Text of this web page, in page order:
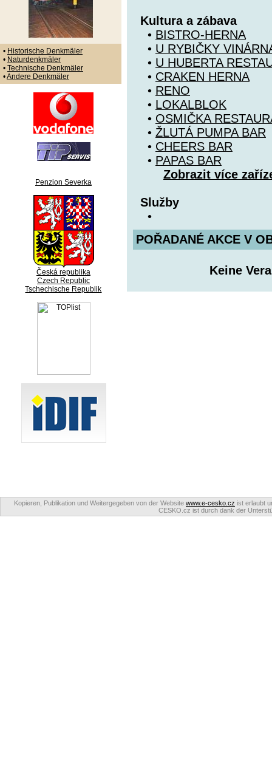
• Historische Denkmäler
• Naturdenkmäler
• Technische Denkmäler
•Andere Denkmäler
Penzion Severka
Česká republika
Czech Republic
Tschechische Republik
Kultura a zábava
• BISTRO-HERNA
• U RYBIČKY
• U HUBERTA
• CRAKEN HERNA
• RENO
• LOKALBLOK
• OSMIČKA
• ŽLUTÁ PUMPA BAR
• CHEERS BAR
• PAPAS BAR
Zobrazit více
Služby
•
POŘADANÉ AKCE V
Keine
Kopieren, Publikation und Weitergegeben von der Website www.e-cesko.cz ist erlaubt
CESKO.cz ist durch dank der